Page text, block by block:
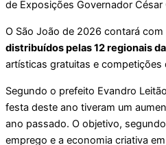
de Exposições Governador César
O São João de 2026 contará com
distribuídos pelas 12 regionais
artísticas gratuitas e competições
Segundo o prefeito Evandro
festa deste ano tiveram um
ano passado. O objetivo,
emprego e a economia criativa